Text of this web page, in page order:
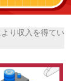
り収入を得てい